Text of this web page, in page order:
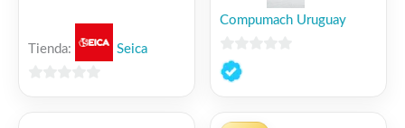
Tienda: Seica
Compumach Uruguay
0
de